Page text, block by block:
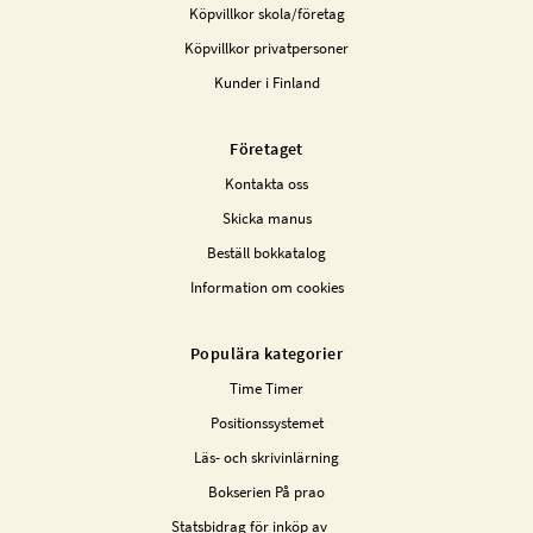
Köpvillkor skola/företag
Köpvillkor privatpersoner
Kunder i Finland
Företaget
Kontakta oss
Skicka manus
Beställ bokkatalog
Information om cookies
Populära kategorier
Time Timer
Positionssystemet
Läs- och skrivinlärning
Bokserien På prao
Statsbidrag för inköp av